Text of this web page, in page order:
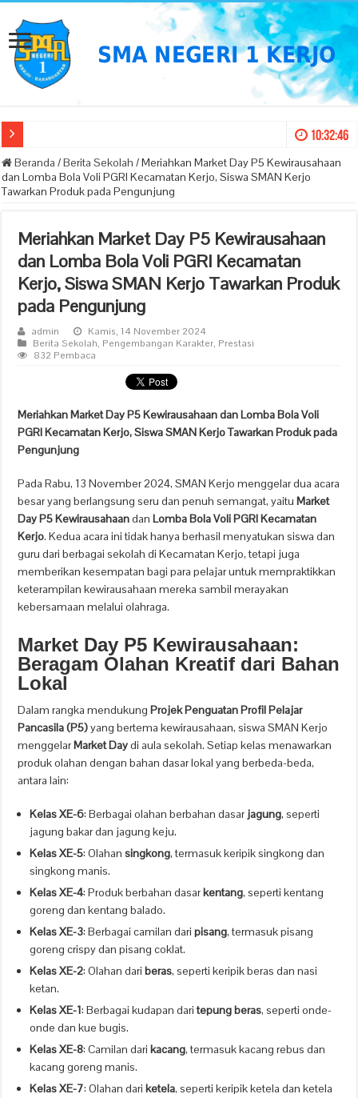
10:32:46
Beranda /Berita Sekolah /Meriahkan Market Day P5 Kewirausahaan
dan Lomba Bola Voli PGRI Kecamatan Kerjo, Siswa SMAN Kerjo
Tawarkan Produk pada Pengunjung
Meriahkan Market Day P5 Kewirausahaan
dan Lomba Bola Voli PGRI Kecamatan
Kerjo, Siswa SMAN Kerjo Tawarkan Produk
pada Pengunjung
admin
Kamis, 14 November 2024
Berita Sekolah, Pengembangan Karakter, Prestasi
832 Pembaca
Meriahkan Market Day P5 Kewirausahaan dan Lomba Bola Voli
PGRI Kecamatan Kerjo, Siswa SMAN Kerjo Tawarkan Produk pada
Pengunjung
Pada Rabu, 13 November 2024, SMAN Kerjo menggelar dua acara
besar yang berlangsung seru dan penuh semangat, yaituMarket
Day P5 KewirausahaandanLomba Bola Voli PGRI Kecamatan
Kerjo. Kedua acara ini tidak hanya berhasil menyatukan siswa dan
guru dari berbagai sekolah di Kecamatan Kerjo, tetapi juga
memberikan kesempatan bagi para pelajar untuk mempraktikkan
keterampilan kewirausahaan mereka sambil merayakan
kebersamaan melalui olahraga.
Market Day P5 Kewirausahaan:
Beragam Olahan Kreatif dari Bahan
Lokal
Dalam rangka mendukungProjek Penguatan Profil Pelajar
Pancasila (P5)yang bertema kewirausahaan, siswa SMAN Kerjo
menggelarMarket Daydi aula sekolah. Setiap kelas menawarkan
produk olahan dengan bahan dasar lokal yang berbeda-beda,
antara lain:
Kelas XE-6: Berbagai olahan berbahan dasar jagung, seperti
jagung bakar dan jagung keju.
Kelas XE-5: Olahansingkong, termasuk keripik singkong dan
singkong manis.
Kelas XE-4: Produk berbahan dasarkentang, seperti kentang
goreng dan kentang balado.
Kelas XE-3: Berbagai camilan daripisang, termasuk pisang
goreng crispy dan pisang coklat.
Kelas XE-2: Olahan dariberas, seperti keripik beras dan nasi
ketan.
Kelas XE-1: Berbagai kudapan daritepung beras, seperti onde-
onde dan kue bugis.
Kelas XE-8: Camilan darikacang, termasuk kacang rebus dan
kacang goreng manis.
Kelas XE-7: Olahan dariketela, seperti keripik ketela dan ketela